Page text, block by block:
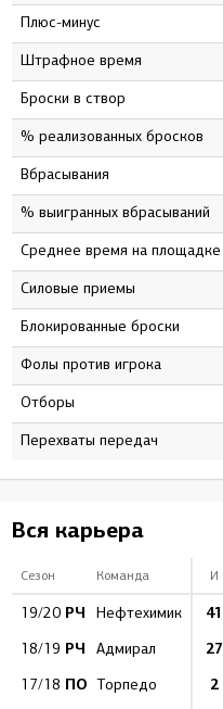
Плюс-минус
штрафное время
Броски в створ
% реализованных бросков
Вбрасывания
% выигранных вбрасываний
Среднее время на площадке
Силовые приемы
Блокированные броски
Фолы против игрока
Отборы
Перехваты передач
Вся карьера
Сезон Команда И
19/20 РЧ Нефтехимик 41
18/19 РЧ Адмирал 27
17/18 ПО Торпедо 2